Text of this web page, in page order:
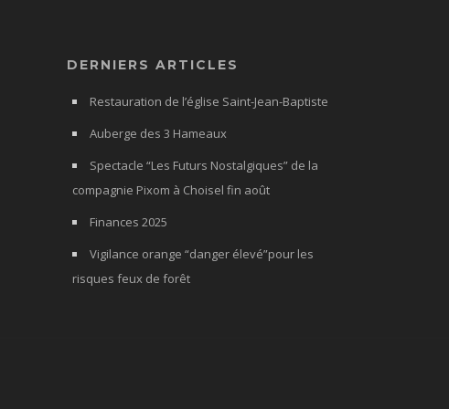
DERNIERS ARTICLES
Restauration de l’église Saint-Jean-Baptiste
Auberge des 3 Hameaux
Spectacle “Les Futurs Nostalgiques” de la
compagnie Pixom à Choisel fin août
Finances 2025
Vigilance orange “danger élevé”pour les
risques feux de forêt